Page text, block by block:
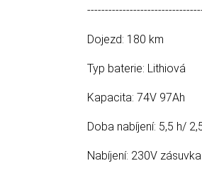
Dojezd: 180 km
Typ baterie: Lithiová
Kapacita: 74V 97Ah
Doba nabíjení: 5,5 h/
Nabíjení: 230V zásuvka